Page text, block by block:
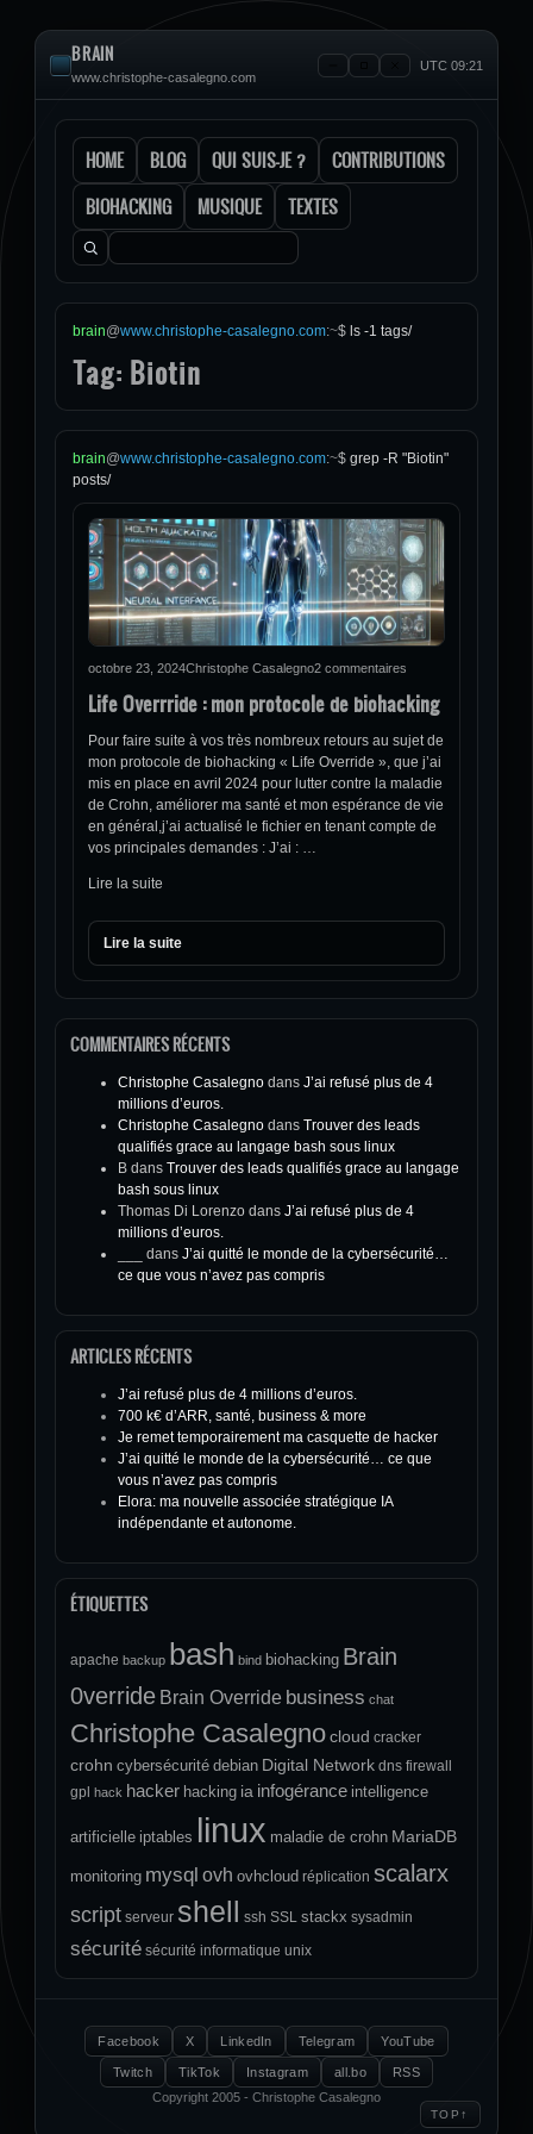
BRAIN
www.christophe-casalegno.com
UTC 09:21
HOME BLOG QUI SUIS-JE ?
CONTRIBUTIONS
BIOHACKING
MUSIQUE TEXTES
Rechercher :
brain@www.christophe-casalegno.com:~$ ls -1 tags/
Tag: Biotin
brain@www.christophe-casalegno.com:~$ grep -R "Biotin"
posts/
octobre 23, 2024Christophe Casalegno2 commentaires
Life Overrride : mon protocole de biohacking
Pour faire suite à vos très nombreux retours au sujet de
mon protocole de biohacking « Life Override », que j’ai
mis en place en avril 2024 pour lutter contre la maladie
de Crohn, améliorer ma santé et mon espérance de vie
en général,j’ai actualisé le fichier en tenant compte de
vos principales demandes : J’ai : …
Lire la suite
Lire la suite
COMMENTAIRES RÉCENTS
Christophe Casalegno dans J’ai refusé plus de 4
millions d’euros.
Christophe Casalegno dans Trouver des leads
qualifiés grace au langage bash sous linux
B dans Trouver des leads qualifiés grace au langage
bash sous linux
Thomas Di Lorenzo dans J’ai refusé plus de 4
millions d’euros.
dans J’ai quitté le monde de la cybersécurité…
ce que vous n’avez pas compris
ARTICLES RÉCENTS
J’ai refusé plus de 4 millions d’euros.
700 k€ d’ARR, santé, business & more
Je remet temporairement ma casquette de hacker
J’ai quitté le monde de la cybersécurité… ce que
vous n’avez pas compris
Elora: ma nouvelle associée stratégique IA
indépendante et autonome.
ÉTIQUETTES
apache backup bash bind biohacking Brain
0verride Brain Override business chat
Christophe Casalegnocloud cracker
crohn cybersécurité debian Digital Network dns firewall
gpl
hack hacker hacking ia infogérance intelligence
artificielle iptables linux maladie de crohn MariaDB
monitoring mysql ovh ovhcloud réplication scalarx
script serveur shell ssh SSL stackx sysadmin
sécurité sécurité informatique unix
Facebook X LinkedIn Telegram YouTube
Twitch TikTok Instagram all.bo
RSS
Copyright 2005 - Christophe Casalegno
TOP ↑